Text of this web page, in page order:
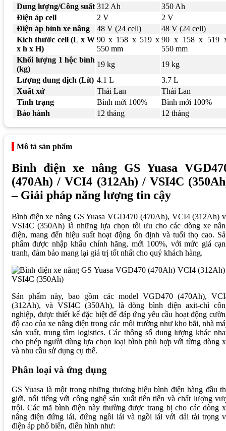
Dung lượng/Công suất 312 Ah
350 Ah
Điện áp cell
2 V
2 V
Điện áp bình xe nâng
48 V (24 cell)
48 V (24 cell)
Kích thước cell (L x W
x h x H)
90 x 158 x 519 x
550 mm
90 x 158 x 519
550 mm
Khối lượng 1 hộc bình
(kg)
19 kg
19 kg
Lượng dung dịch (Lít) 4.1 L
3.7 L
Xuất xứ
Thái Lan
Thái Lan
Tình trạng
Bình mới 100%
Bình mới 100%
Bảo hành
12 tháng 12 tháng
Mô tả sản phẩm
Bình điện xe nâng GS Yuasa
(470Ah) / VCI4 (312Ah) / VSI4C
– Giải pháp năng lượng tin cậy
Bình điện xe nâng GS Yuasa VGD470 (470Ah), VCI4 (312Ah)
VSI4C (350Ah) là những lựa chọn tối ưu cho các dòng xe
điện, mang đến hiệu suất hoạt động ổn định và tuổi thọ cao.
phẩm được nhập khẩu chính hãng, mới 100%, với mức giá
tranh, đảm bảo mang lại giá trị tốt nhất cho quý khách hàng.
Sản phẩm này, bao gồm các model VGD470 (470Ah),
(312Ah), và VSI4C (350Ah), là dòng bình điện axit-chì
nghiệp, được thiết kế đặc biệt để đáp ứng yêu cầu hoạt động
độ cao của xe nâng điện trong các môi trường như kho bãi, nhà
sản xuất, trung tâm logistics. Các thông số dung lượng khác
cho phép người dùng lựa chọn loại bình phù hợp với từng dòng
và nhu cầu sử dụng cụ thể.
Phân loại và ứng dụng
GS Yuasa là một trong những thương hiệu bình điện hàng đầu
giới, nổi tiếng với công nghệ sản xuất tiên tiến và chất lượng
trội. Các mã bình điện này thường được trang bị cho các dòng
nâng điện đứng lái, đứng ngồi lái và ngồi lái với dải tải trọng
điện áp phổ biến, điển hình như: